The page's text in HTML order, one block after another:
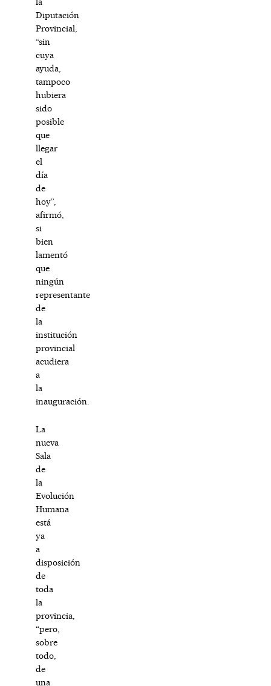
Diputación
Provincial,
“sin
cuya
ayuda,
tampoco
hubiera
sido
posible
que
llegar
el
día
de
hoy”,
afirmó,
si
bien
lamentó
que
ningún
representante
de
la
institución
provincial
acudiera
a
la
inauguración.
La
nueva
Sala
de
la
Evolución
Humana
está
ya
a
disposición
de
toda
la
provincia,
“pero,
sobre
todo,
de
una